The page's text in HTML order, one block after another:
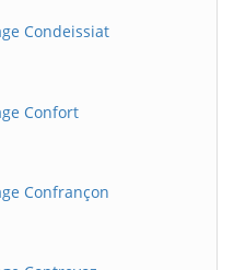
Condeissiat
Confort
Confrançon